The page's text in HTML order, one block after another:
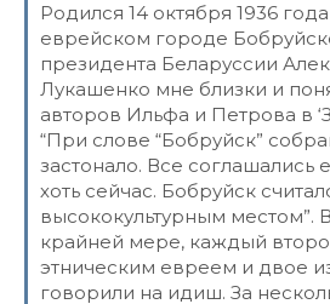
Родился 14 октября 1936
еврейском городе
президента Беларуссии
Лукашенко мне близки и
авторов Ильфа и Петрова в
“При слове “Бобруйск”
застонало. Все соглашались
хоть сейчас. Бобруйск
высококультурным местом”.
крайней мере, каждый
этническим евреем и двое
говорили на идиш. За